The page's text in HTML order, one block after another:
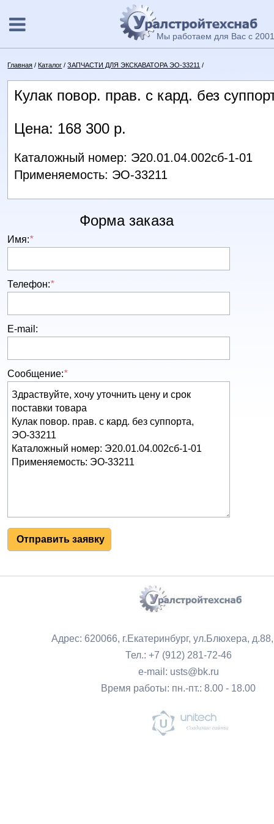
Мы работаем для Вас с
Главная /Каталог /ЗАПЧАСТИ ДЛЯ ЭКСКАВАТОРА ЭО-33211 /
Кулак повор. прав. с кард. без
Цена: 168 300 р.
Каталожный номер: Э20.01.04.002сб-1-01
Применяемость: ЭО-33211
Форма заказа
Имя:*
Телефон:*
E-mail:
Сообщение:*
Адрес: 620066, г.Екатеринбург, ул.Блюхера,
Тел.: +7 (912) 281-72-46
e-mail: usts@bk.ru
Время работы: пн.-пт.: 8.00 - 18.00